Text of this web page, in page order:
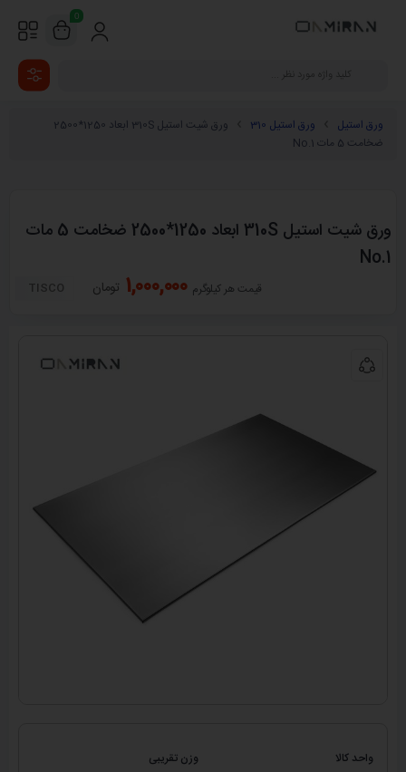
0
ورق استیل ورق استیل 310
ورق شیت استیل 310S ابعاد 1250*2500
ضخامت 5 مات No.1
ورق شیت استیل 310S ابعاد 1250*2500 ضخامت 5 مات
No.1
قیمت هر کیلوگرم 1,000,000 تومان TISCO
واحد کالا
وزن تقریبی